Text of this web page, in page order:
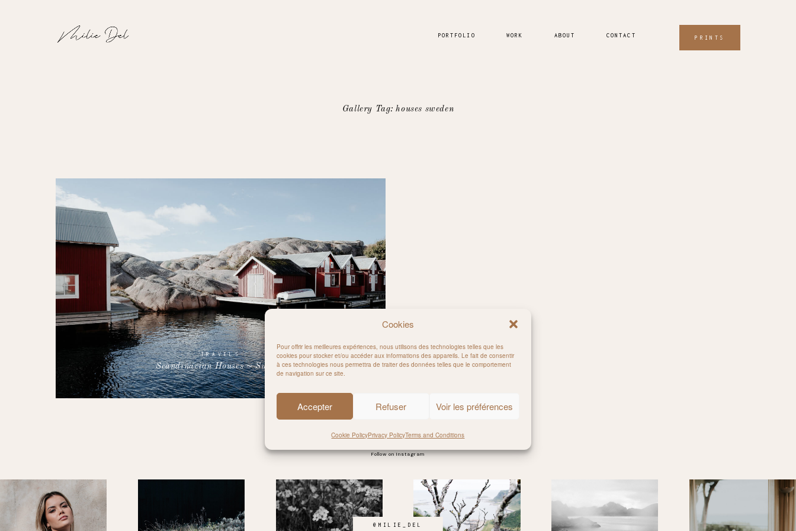
Cookies
Pour offrir les meilleures expériences, nous utilisons des technologies telles que les
cookies pour stocker et/ou accéder aux informations des appareils. Le fait de consentir
à ces technologies nous permettra de traiter des données telles que le comportement
de navigation sur ce site.
Accepter Refuser Voir les préférences
Cookie PolicyPrivacy PolicyTerms and Conditions
PORTFOLIO WORK ABOUT CONTACT PRINTS
Gallery Tag: houses sweden
TRAVELS
Scandinavian Houses ~ Sweden
Follow on Instagram
@MILIE_DEL